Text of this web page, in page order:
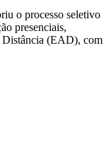
o processo seletivo
presenciais,
Distância (EAD), com